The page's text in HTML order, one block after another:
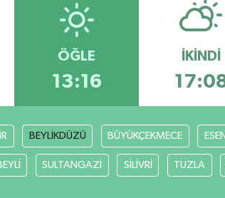
ÖĞLE
13:16
İKINDI
BEYLİKDÜZÜ BÜYÜKÇEKMECE
SULTANGAZİ SİLİVRİ TUZLA